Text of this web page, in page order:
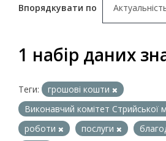
Впорядкувати по
1 набір даних
Теги:
грошові кошти
Виконавчий комітет Стрийської
роботи
послуги